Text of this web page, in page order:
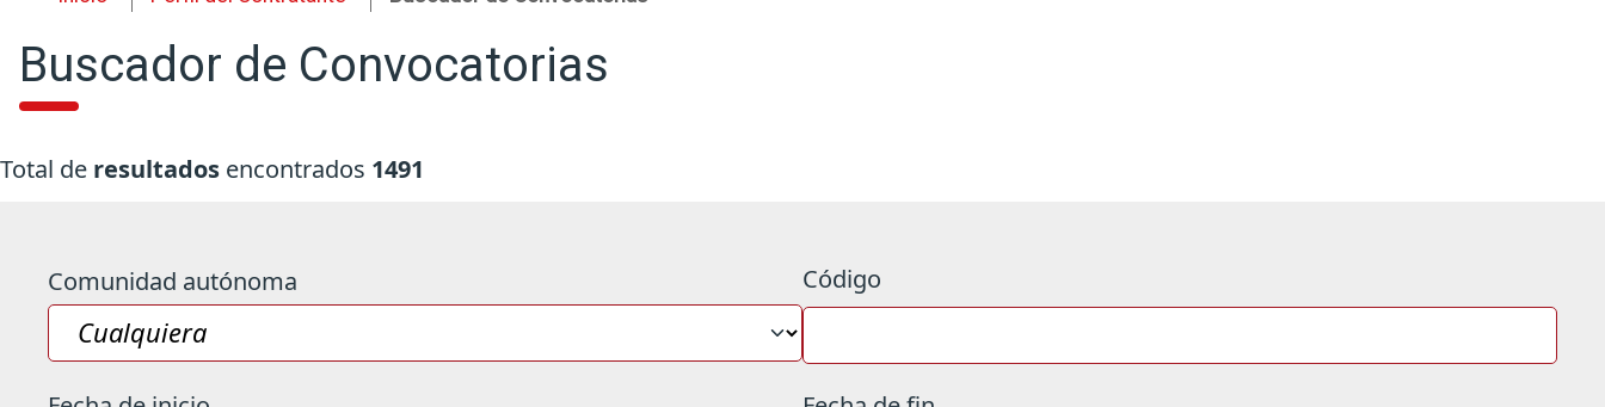
Buscador de Convocatorias
Se han encontrado resultados.
Total de resultados encontrados 1491
Comunidad autónoma Código